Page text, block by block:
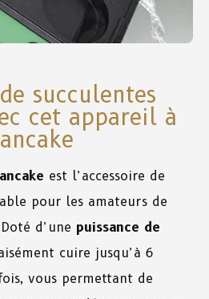
succulentes
cet appareil à
est l’accessoire de
pour les amateurs de
d’une puissance de
cuire jusqu’à 6
vous permettant de